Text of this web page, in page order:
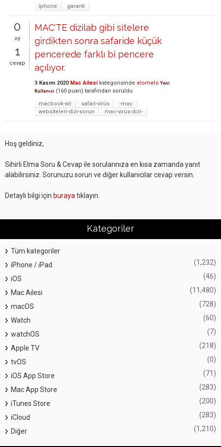
iphone
garanti
0
oy
1
cevap
MAC'TE dizilab gibi sitelere
girdikten sonra safaride küçük
pencerede farklı bi pencere
açılıyor.
3 Kasım 2020 Mac Ailesi kategorisinde elomelo Yeni
Kullanıcı (160 puan) tarafından soruldu
macbook-air
safari-virüs
-mac
websiteleri-dizi-sorun
mac-virüs-dizi-
Hoş geldiniz,
Sihirli Elma Soru & Cevap ile sorularınıza en kısa zamanda yanıt
alabilirsiniz. Sorunuzu sorun ve diğer kullanıcılar cevap versin.
Detaylı bilgi için buraya tıklayın.
Kategoriler
Tüm kategoriler
iPhone / iPad
(1,232)
iOS (46)
Mac Ailesi (11,480)
macOS (728)
Watch (60)
watchOS (7)
Apple TV (218)
tvOS (0)
iOS App Store (71)
Mac App Store (283)
iTunes Store (200)
iCloud (283)
Diğer (1,210)